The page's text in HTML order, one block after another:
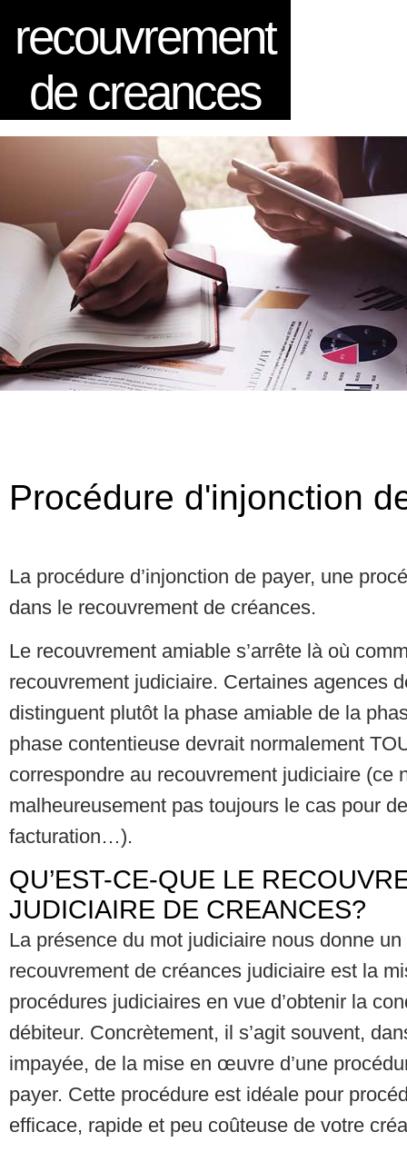
recouvrement
de creances
Procédure d'injonction
La procédure d’injonction de payer, une
dans le recouvrement de créances.
Le recouvrement amiable s’arrête là où
recouvrement judiciaire. Certaines agences
distinguent plutôt la phase amiable de la
phase contentieuse devrait normalement
correspondre au recouvrement judiciaire (ce
malheureusement pas toujours le cas pour
facturation…).
QU’EST-CE-QUE LE
JUDICIAIRE DE CREANCES?
La présence du mot judiciaire nous donne
recouvrement de créances judiciaire est la
procédures judiciaires en vue d’obtenir la
débiteur. Concrètement, il s’agit souvent,
impayée, de la mise en œuvre d’une
payer. Cette procédure est idéale pour
efficace, rapide et peu coûteuse de votre